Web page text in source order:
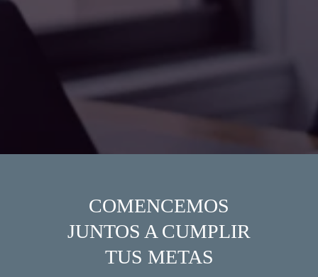
COMENCEMOS
JUNTOS A CUMPLIR
TUS METAS